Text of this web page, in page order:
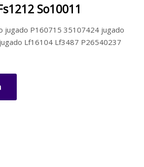
So10011
jugado P160715 35107424 jugado
Lf16104 Lf3487 P26540237